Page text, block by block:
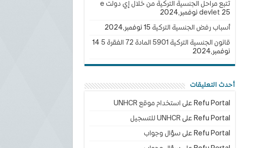
تتبع مراحل الجنسية التركية من خلال إي دولت e
devlet 25 نوفمبر,2024
أسباب رفض الجنسية التركية 15 نوفمبر,2024
قانون الجنسية التركية 5901 المادة 72 الفقرة 5
14
نوفمبر,2024
أحدث التعليقات
Refu Portal على استخدام موقع UNHCR
Refu Portal علىUNHCR للتسجيل
Refu Portal على سؤال وجواب